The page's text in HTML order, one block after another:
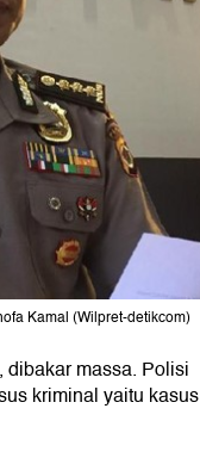
Kamal (Wilpret-detikcom)
dibakar massa. Polisi
kriminal yaitu kasus